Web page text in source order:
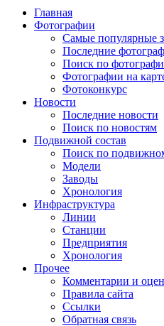
Главная
Фотографии
Cамые популярные
Последние
Поиск по
Фотографии на
Фотоконкурс
Новости
Последние новости
Поиск по новостям
Подвижной состав
Поиск по
Модели
Заводы
Хронология
Инфраструктура
Линии
Станции
Предприятия
Хронология
Прочее
Комментарии и
Правила сайта
Ссылки
Обратная связь